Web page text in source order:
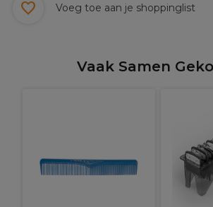
Voeg toe aan je shoppinglist
Vaak Samen